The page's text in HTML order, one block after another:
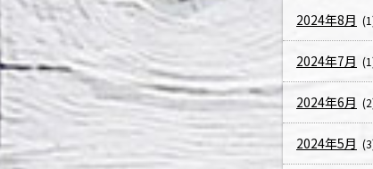
2024年8月
2024年7月
2024年6月
2024年5月